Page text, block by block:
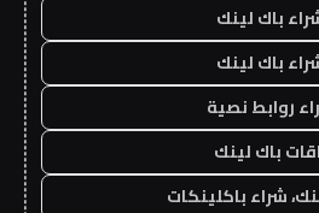
باك لينك
باك لينك
روابط نصية
باك لينك
شراء باكلينكات